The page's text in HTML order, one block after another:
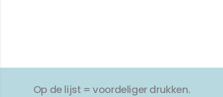
Op de lijst = voordeliger drukken.